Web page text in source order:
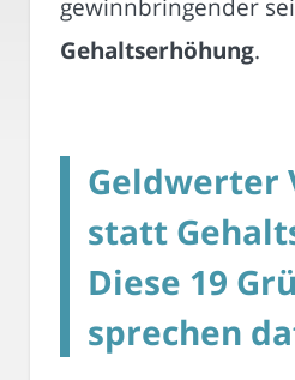
Gehaltserhöhung.
Geldwerter
statt
Diese 19
sprechen